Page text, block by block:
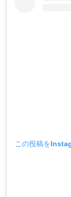
この投稿を